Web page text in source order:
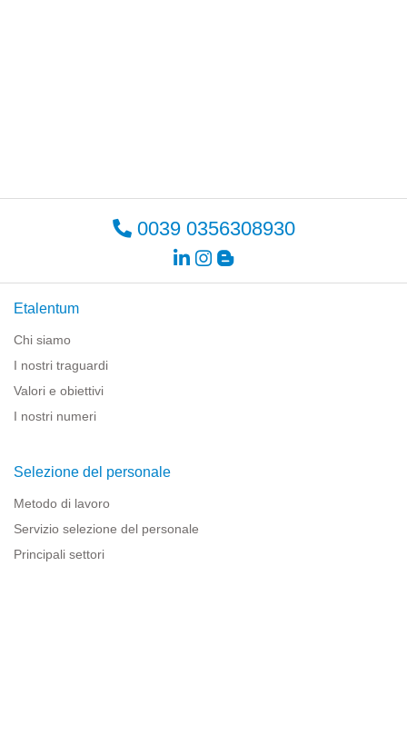
0039 0356308930
Etalentum
Chi siamo
I nostri traguardi
Valori e obiettivi
I nostri numeri
Selezione del personale
Metodo di lavoro
Servizio selezione del personale
Principali settori